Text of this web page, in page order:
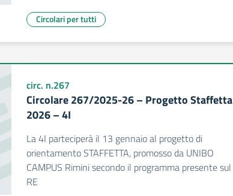
Circolari per tutti
circ. n.267
Circolare 267/2025-26 – Progetto Staffetta
2026 – 4I
La 4I parteciperà il 13 gennaio al progetto di
orientamento STAFFETTA, promosso da UNIBO
CAMPUS Rimini secondo il programma presente sul
RE